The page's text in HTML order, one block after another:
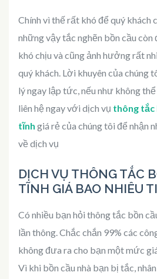
Chính vì thế rất khó để quý khách
những vậy tắc nghẽn bồn cầu
khó chịu và cũng ảnh hưởng rất
quý khách. Lời khuyên của chúng
lý ngay lập tức, nếu như không
liên hệ ngay với dịch vụ thông tắc
tĩnh giá rẻ của chúng tôi để nhận
về dịch vụ
DỊCH VỤ THÔNG TẮC
TĨNH GIÁ BAO NHIÊU
Có nhiều bạn hỏi thông tắc bồn
lần thông. Chắc chắn 99% các
không đưa ra cho bạn một mức
Vì khi bồn cầu nhà bạn bị tắc,